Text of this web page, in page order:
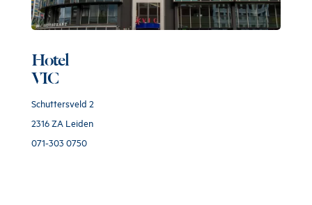
Hotel
VIC
Schuttersveld 2
2316 ZA Leiden
071-303 0750